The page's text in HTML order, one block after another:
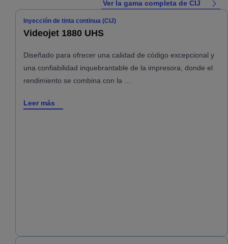
Ver la gama completa de CIJ
Inyección de tinta continua (CIJ)
Videojet 1880 UHS
Diseñado para ofrecer una calidad de código excepcional y
una confiabilidad inquebrantable de la impresora, donde el
rendimiento se combina con la …
Leer más